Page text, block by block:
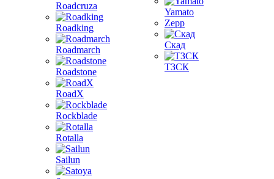
Roadcruza
Roadking
Roadmarch
Roadstone
RoadX
Rockblade
Rotalla
Sailun
Yamato
Zepp
Скад
ТЗСК